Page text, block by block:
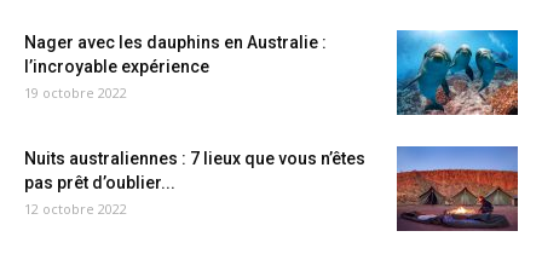
Nager avec les dauphins en Australie :
l’incroyable expérience
19 octobre 2022
Nuits australiennes : 7 lieux que vous n’êtes
pas prêt d’oublier...
12 octobre 2022